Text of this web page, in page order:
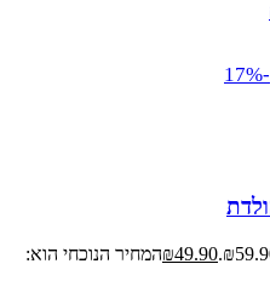
-17%
₪49.90
המחיר הנוכחי הוא: